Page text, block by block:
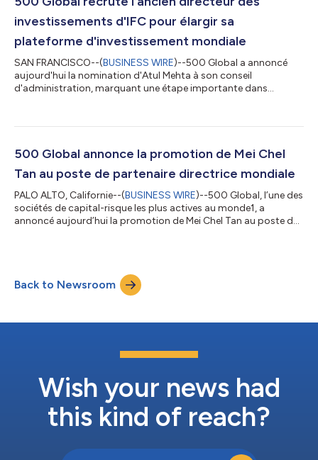
investissements d'IFC pour élargir sa
plateforme d'investissement mondiale
SAN FRANCISCO--(BUSINESS WIRE)--500 Global a annoncé
aujourd'hui la nomination d'Atul Mehta à son conseil
d'administration, marquant une étape importante dans
institutionnels. M. Mehta apporte plus de trois décennies
leadership institutionnel à un moment où 500 Global constate
que les gouvernements, les institutions multilatérales...
500 Global annonce la promotion de Mei Chel
Tan au poste de partenaire directrice mondiale
PALO ALTO, Californie--(BUSINESS WIRE)--500 Global, l’une des
sociétés de capital-risque les plus actives au monde1, a
annoncé aujourd’hui la promotion de Mei Chel Tan au poste de
transformation de l’IA qui positionne les marchés naissants et
émergents comme les principaux moteurs de la prochaine ère
Back to Newsroom
Wish your news had
this kind of reach?